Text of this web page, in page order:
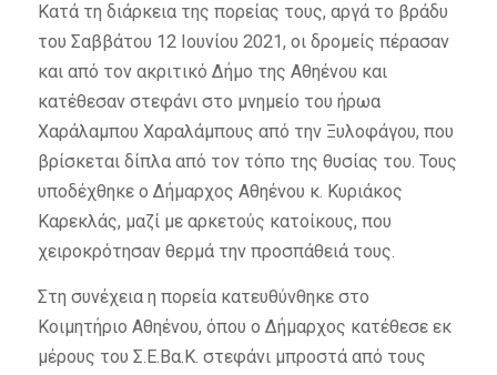
Κατά τη διάρκεια της πορείας τους, αργά το βράδυ
του Σαββάτου 12 Ιουνίου 2021, οι δρομείς πέρασαν
και από τον ακριτικό Δήμο της Αθηένου και
κατέθεσαν στεφάνι στο μνημείο του ήρωα
Χαράλαμπου Χαραλάμπους από την Ξυλοφάγου, που
βρίσκεται δίπλα από τον τόπο της θυσίας του. Τους
υποδέχθηκε ο Δήμαρχος Αθηένου κ. Κυριάκος
Καρεκλάς, μαζί με αρκετούς κατοίκους, που
χειροκρότησαν θερμά την προσπάθειά τους.
Στη συνέχεια η πορεία κατευθύνθηκε στο
Κοιμητήριο Αθηένου, όπου ο Δήμαρχος κατέθεσε εκ
μέρους του Σ.Ε.Βα.Κ. στεφάνι μπροστά από τους